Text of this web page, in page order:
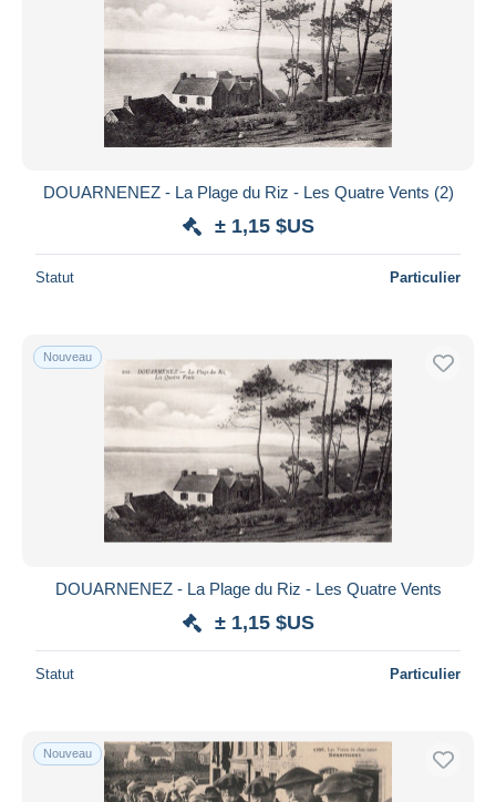
DOUARNENEZ - La Plage du Riz - Les Quatre Vents (2)
± 1,15 $US
Statut Particulier
Nouveau
DOUARNENEZ - La Plage du Riz - Les Quatre Vents
± 1,15 $US
Statut Particulier
Nouveau